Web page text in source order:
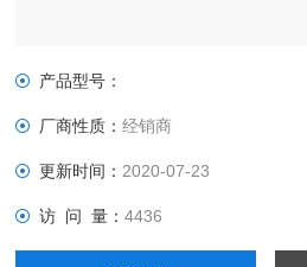
产品型号：
厂商性质：经销商
更新时间： 2020-07-23
访 问 量：4436